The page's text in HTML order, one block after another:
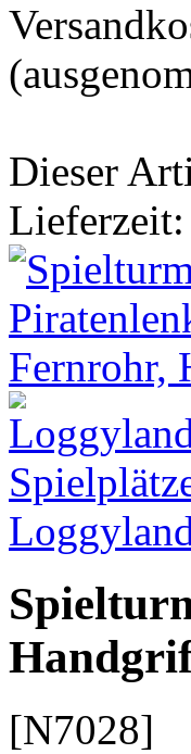
Dieser
[N7028]